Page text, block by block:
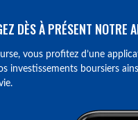
DÈS À PRÉSENT NOTRE
vous profitez d’une
investissements boursiers